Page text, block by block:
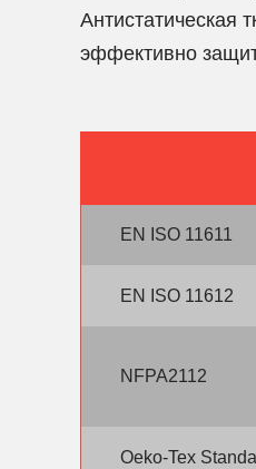
Антистатическая
эффективно
EN ISO 11611
EN ISO 11612
NFPA2112
Oeko-Tex